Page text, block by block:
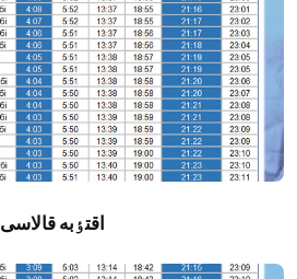
اقتٶبە قالاسى